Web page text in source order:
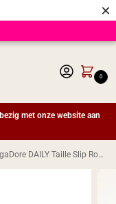
×
0
met onze website aan
DAILY Taille Slip Rood